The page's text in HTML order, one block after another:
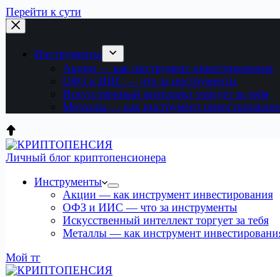
Перейти к сути
Инструменты
Акции — как инструмент инвестирования
ОФЗ и ИИС — что за инструменты
Искусственный интеллект торгует за тебя
Металлы — как инструмент
Личный блог криптопенсионера
Инструменты
Акции — как инструмент инвестирования
ОФЗ и ИИС — что за инструменты
Искусственный интеллект торгует за тебя
Металлы — как инструмент
Мой тг